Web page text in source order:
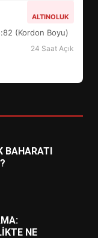
ALTINOLUK
(Kordon Boyu)
24 Saat Açık
GÖZLER
BAHARATI
NE